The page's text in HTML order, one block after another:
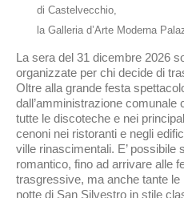
di Castelvecchio,
la Galleria d’Arte Moderna
La sera del 31 dicembre 2026
organizzate per chi decide di
Oltre alla grande festa
dall’amministrazione comunale
tutte le discoteche e nei
cenoni nei ristoranti e negli
ville rinascimentali. E’ possibile
romantico, fino ad arrivare alle
trasgressive, ma anche tante
notte di San Silvestro in stile